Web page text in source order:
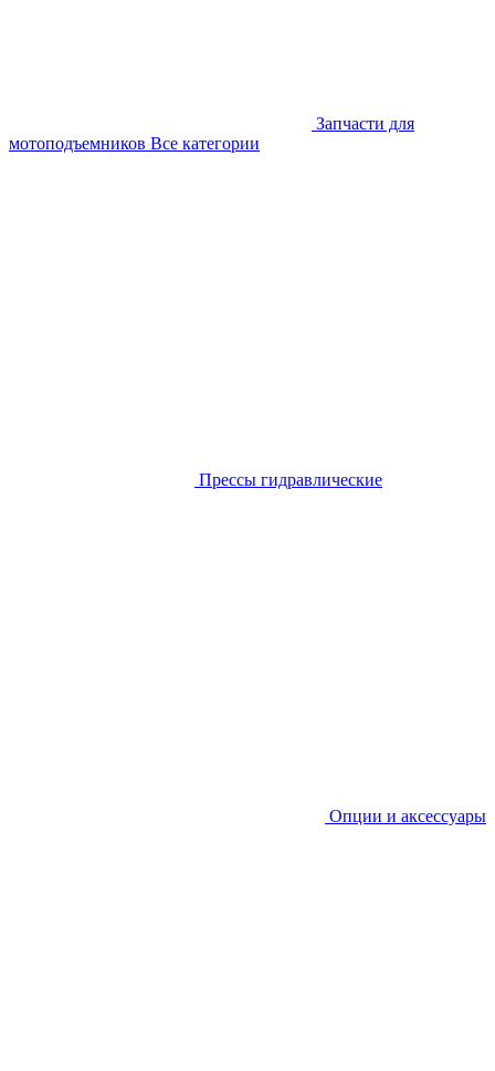
Запчасти для
мотоподъемников Все категории
Прессы гидравлические
Опции и аксессуары